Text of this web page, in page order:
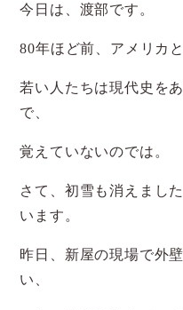
今日は、渡部です。
80年ほど前、アメリカ
若い人たちは現代史を
で、
覚えていないのでは。
さて、初雪も消えまし
います。
昨日、新屋の現場で外
い、